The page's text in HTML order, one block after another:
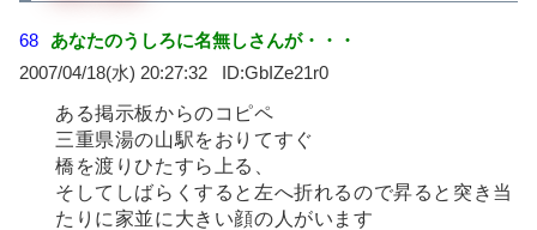
68
あなたのうしろに名無しさんが・・・
2007/04/18(水) 20:27:32
GbIZe21r0
ある掲示板からのコピペ
三重県湯の山駅をおりてすぐ
橋を渡りひたすら上る、
そしてしばらくすると左へ折れるので昇ると突き当
たりに家並に大きい顔の人がいます